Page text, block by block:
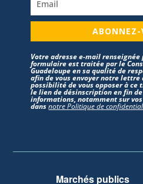
ABONNEZ-
Votre adresse e-mail renseignée
formulaire est traitée par le
Guadeloupe en sa qualité de
afin de vous envoyer notre lettre
possibilité de vous opposer à
le lien de désinscription en fin
informations, notamment sur
dansnotre Politique de
Marchés publics